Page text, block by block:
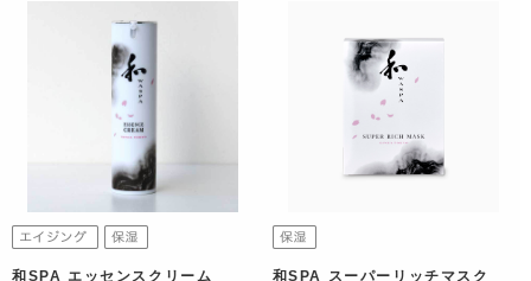
和SPA エッセンスクリーム 和SPA スーパーリッチマスク